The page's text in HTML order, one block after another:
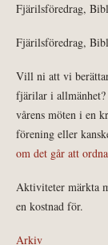
Fjärilsföredrag,
Fjärilsföredrag,
Vill ni att vi
fjärilar i
vårens möten i en
förening eller
om det går att
Aktiviteter märkta
en kostnad för.
Arkiv